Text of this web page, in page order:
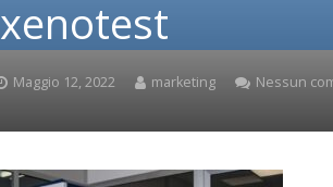
xenotest
Maggio 12, 2022 marketing Nessun